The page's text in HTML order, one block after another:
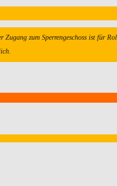
zum Sperrengeschoss ist für
.